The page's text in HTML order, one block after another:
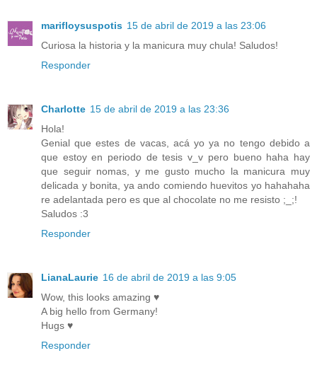
marifloysuspotis 15 de abril de 2019 a las 23:06
Curiosa la historia y la manicura muy chula! Saludos!
Responder
Charlotte 15 de abril de 2019 a las 23:36
Hola!
Genial que estes de vacas, acá yo ya no tengo debido a
que estoy en periodo de tesis v_v pero bueno haha hay
que seguir nomas, y me gusto mucho la manicura muy
delicada y bonita, ya ando comiendo huevitos yo hahahaha
re adelantada pero es que al chocolate no me resisto ;_;!
Saludos :3
Responder
LianaLaurie 16 de abril de 2019 a las 9:05
Wow, this looks amazing ♥
A big hello from Germany!
Hugs ♥
Responder